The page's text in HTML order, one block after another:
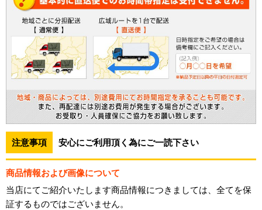
注意事項 安心にご利用頂く為にご一読下さい
商品情報および画像について
当店にてご紹介いたします商品情報につきましては、全てを保
証するものではございません。